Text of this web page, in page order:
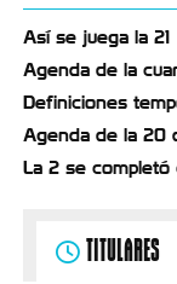
Así se juega la 21
Agenda de la
Definiciones
Agenda de la 20
La 2 se completó
TITULARES